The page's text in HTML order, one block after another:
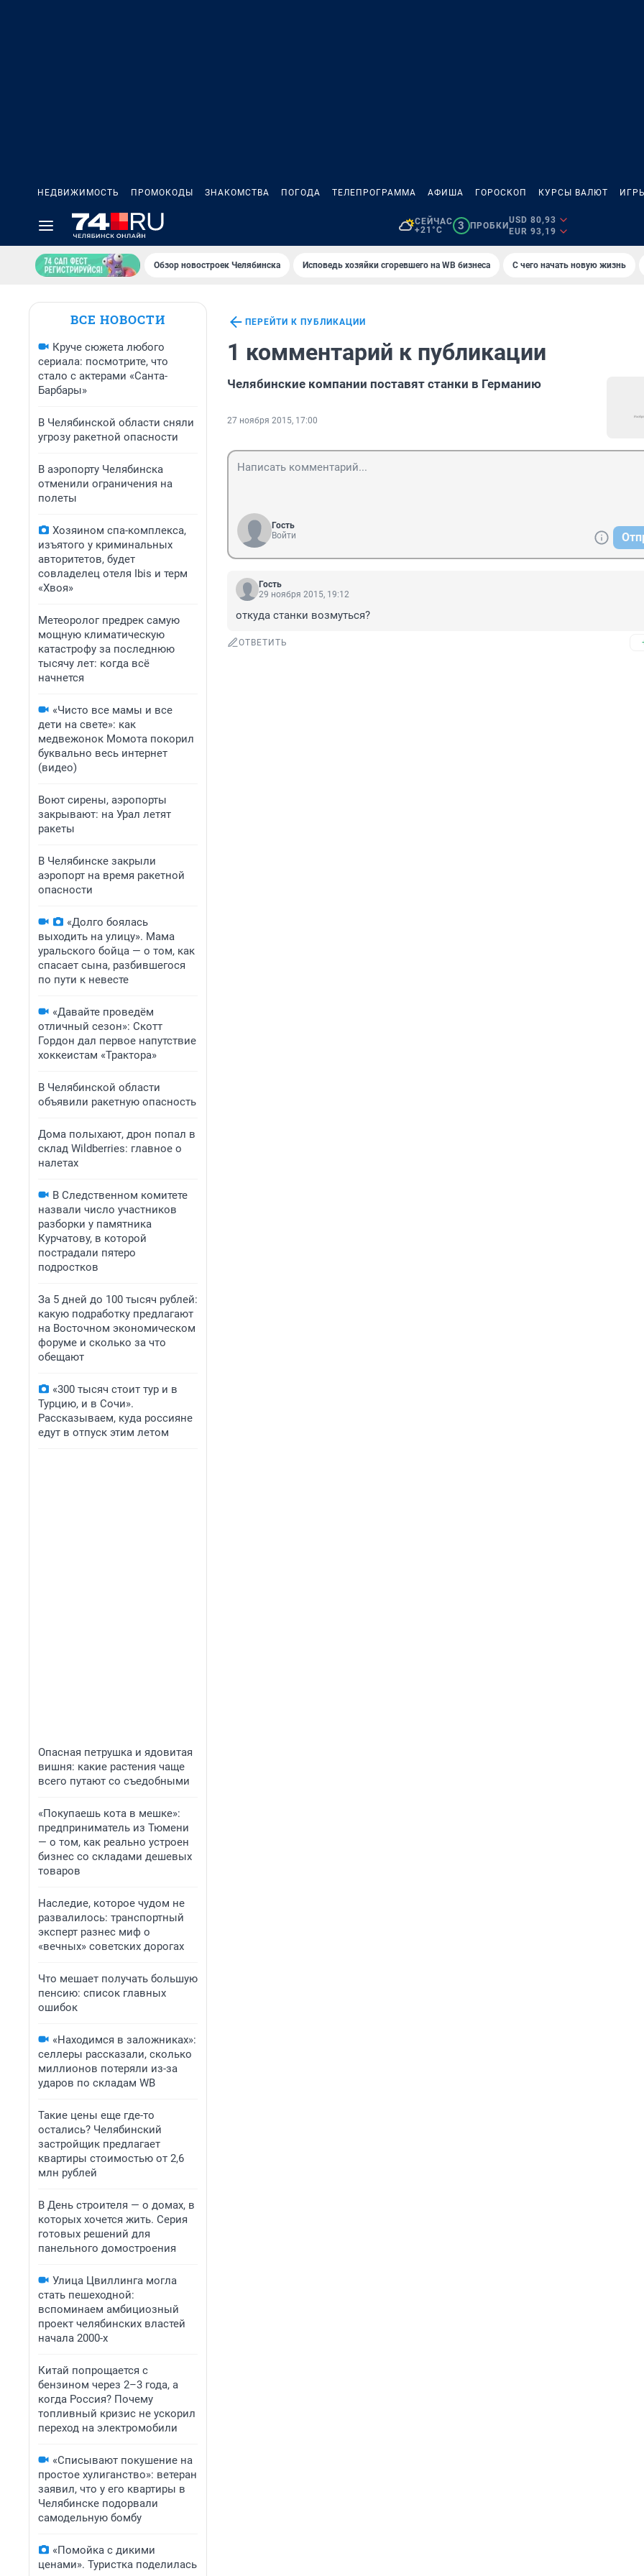
НЕДВИЖИМОСТЬ ПРОМОКОДЫ ЗНАКОМСТВА ПОГОДА ТЕЛЕПРОГРАММА АФИША ГОРОСКОП КУРСЫ ВАЛЮТ ИГРЫ
СЕЙЧАС
+21°C
3 ПРОБКИ
USD 80,93
EUR 93,19
Обзор новостроек Челябинска Исповедь хозяйки сгоревшего на WB бизнеса С чего начать новую жизнь
ВСЕ НОВОСТИ
Круче сюжета любого
сериала: посмотрите, что
стало с актерами «Санта-
Барбары»
В Челябинской области сняли
угрозу ракетной опасности
В аэропорту Челябинска
отменили ограничения на
полеты
Хозяином спа-комплекса,
изъятого у криминальных
авторитетов, будет
совладелец отеля Ibis и терм
«Хвоя»
Метеоролог предрек самую
мощную климатическую
катастрофу за последнюю
тысячу лет: когда всё
начнется
«Чисто все мамы и все
дети на свете»: как
медвежонок Момота покорил
буквально весь интернет
(видео)
Воют сирены, аэропорты
закрывают: на Урал летят
ракеты
В Челябинске закрыли
аэропорт на время ракетной
опасности
«Долго боялась
выходить на улицу». Мама
уральского бойца — о том, как
спасает сына, разбившегося
по пути к невесте
«Давайте проведём
отличный сезон»: Скотт
Гордон дал первое напутствие
хоккеистам «Трактора»
В Челябинской области
объявили ракетную опасность
Дома полыхают, дрон попал в
склад Wildberries: главное о
налетах
В Следственном комитете
назвали число участников
разборки у памятника
Курчатову, в которой
пострадали пятеро
подростков
За 5 дней до 100 тысяч рублей:
какую подработку предлагают
на Восточном экономическом
форуме и сколько за что
обещают
«300 тысяч стоит тур и в
Турцию, и в Сочи».
Рассказываем, куда россияне
едут в отпуск этим летом
Опасная петрушка и ядовитая
вишня: какие растения чаще
всего путают со съедобными
«Покупаешь кота в мешке»:
предприниматель из Тюмени
— о том, как реально устроен
бизнес со складами дешевых
товаров
Наследие, которое чудом не
развалилось: транспортный
эксперт разнес миф о
«вечных» советских дорогах
Что мешает получать большую
пенсию: список главных
ошибок
«Находимся в заложниках»:
селлеры рассказали, сколько
миллионов потеряли из-за
ударов по складам WB
Такие цены еще где-то
остались? Челябинский
застройщик предлагает
квартиры стоимостью от 2,6
млн рублей
В День строителя — о домах, в
которых хочется жить. Серия
готовых решений для
панельного домостроения
Улица Цвиллинга могла
стать пешеходной:
вспоминаем амбициозный
проект челябинских властей
начала 2000-х
Китай попрощается с
бензином через 2–3 года, а
когда Россия? Почему
топливный кризис не ускорил
переход на электромобили
«Списывают покушение на
простое хулиганство»: ветеран
заявил, что у его квартиры в
Челябинске подорвали
самодельную бомбу
«Помойка с дикими
ценами». Туристка поделилась
ПЕРЕЙТИ К ПУБЛИКАЦИИ
1 комментарий к публикации
Челябинские компании поставят станки в Германию
27 ноября 2015, 17:00
Гость
Войти
Гость
29 ноября 2015, 19:12
откуда станки возмуться?
ОТВЕТИТЬ